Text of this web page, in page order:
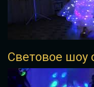
Световое шоу